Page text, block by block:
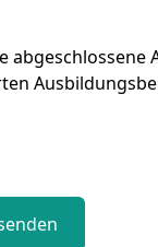
abgeschlossene